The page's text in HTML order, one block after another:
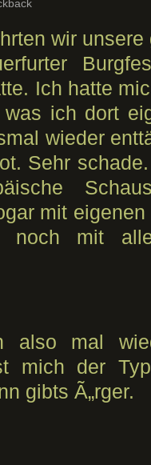
wir
Ich hatte
ich dort
wieder
Sehr
mit eigenen
noch mit
also mal
mich der
gibts Ã„rger.